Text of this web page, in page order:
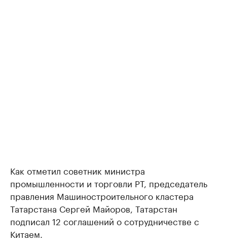
Как отметил советник министра
промышленности и торговли РТ, председатель
правления Машиностроительного кластера
Татарстана Сергей Майоров, Татарстан
подписал 12 соглашений о сотрудничестве с
Китаем.